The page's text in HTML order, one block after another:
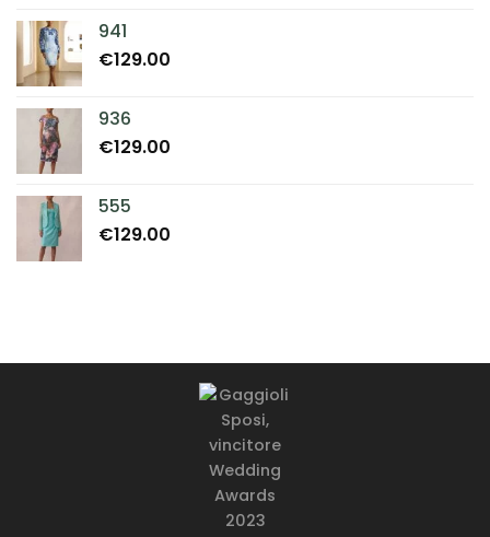
941
€129.00
936
€129.00
555
€129.00